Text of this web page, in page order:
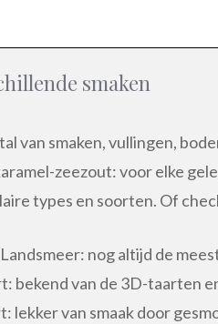
smaken
van smaken, vullingen,
zeezout: voor elke
types en soorten. Of
nog altijd de
bekend van de 3D-taarten
lekker van smaak door